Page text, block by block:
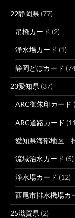
22静岡県 (77)
吊橋カード (2)
浄水場カード (1)
静岡どぼカード
23愛知県 (37)
ARC御朱印カード
ARC道路カード
愛知県海部地区
流域治水カード (5)
浄水場カード (12)
西尾市排水機場カ
25滋賀県 (2)